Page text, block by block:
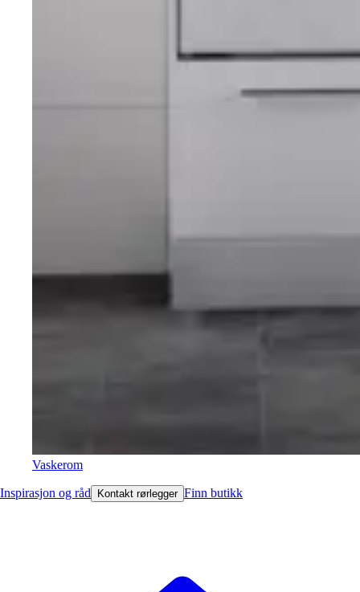
Vaskerom
Inspirasjon og råd Kontakt rørlegger Finn butikk